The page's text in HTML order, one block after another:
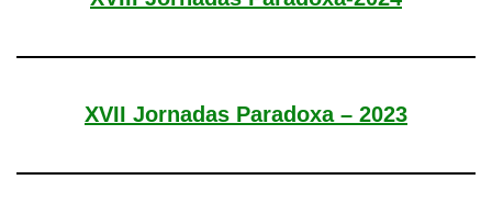
XVII Jornadas Paradoxa – 2023